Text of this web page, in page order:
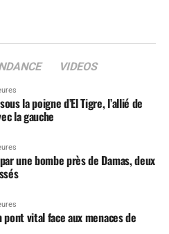
VIDEOS
la poigne d’El Tigre, l’allié de
la gauche
une bombe près de Damas, deux
pont vital face aux menaces de